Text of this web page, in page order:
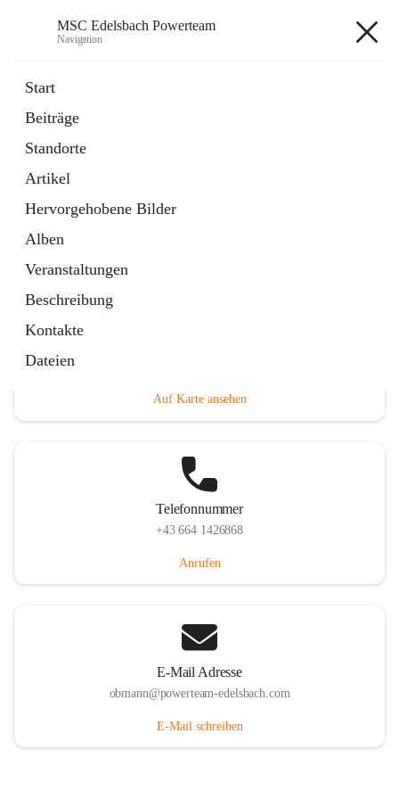
MSC Edelsbach Powerteam
Navigation
Start
Beiträge
Standorte
Artikel
Hervorgehobene Bilder
Alben
Veranstaltungen
Beschreibung
Kontakte
Dateien
Datei
in
Tab
Unsere Modellautobahn LIVE
Artikel
öffnet
in
neuem
Tab
Edelsbach 75a, 8332 Edelsbach bei Feldbach, AUT
Auf Karte ansehen
Telefonnummer
+43 664 1426868
Anrufen
E-Mail Adresse
obmann@powerteam-edelsbach.com
E-Mail schreiben